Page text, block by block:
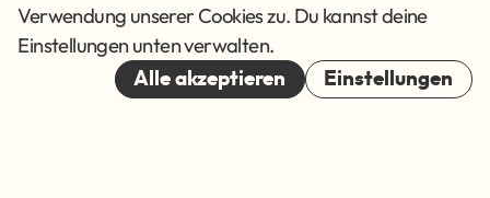
© 2026
Verwendung unserer Cookies zu. Du kannst deine
Einstellungen unten verwalten.
Alle akzeptieren Einstellungen